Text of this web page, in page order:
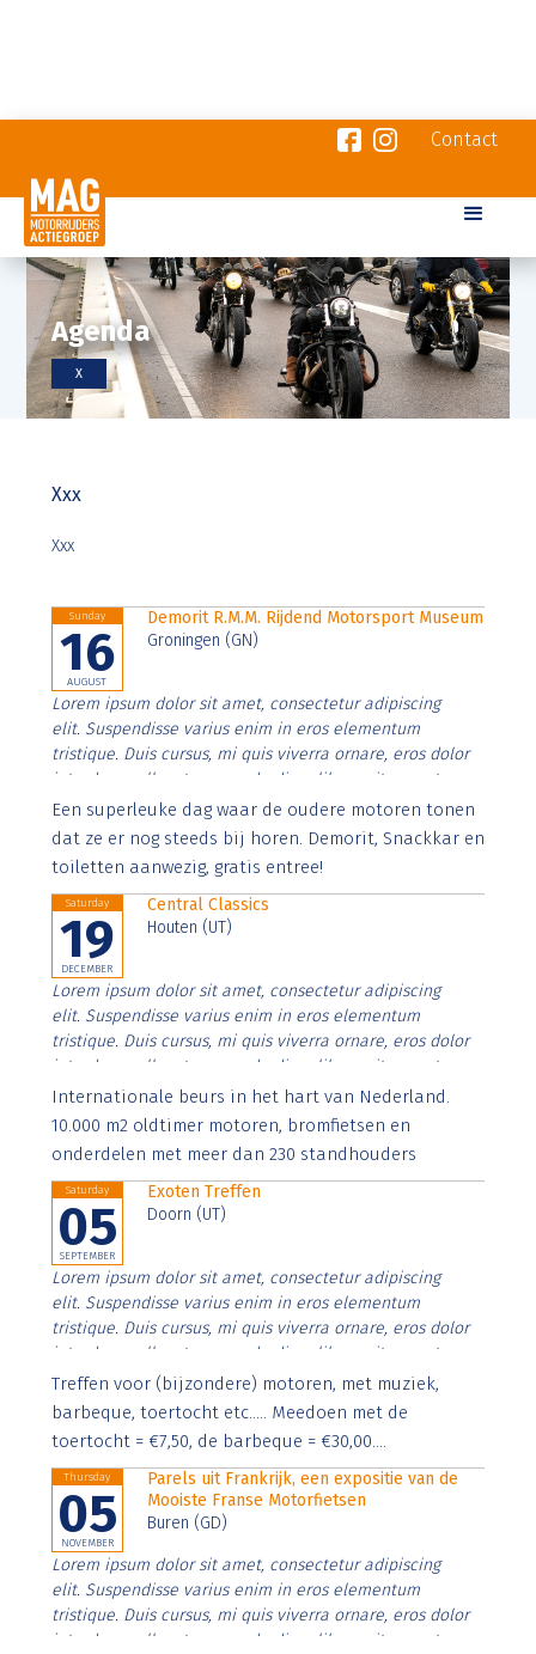
Contact
Agenda
X
Xxx
Xxx
Sunday
16
AUGUST
Demorit R.M.M. Rijdend Motorsport Museum
Groningen (GN)
Lorem ipsum dolor sit amet, consectetur adipiscing
elit. Suspendisse varius enim in eros elementum
tristique. Duis cursus, mi quis viverra ornare, eros dolor
interdum nulla, ut commodo diam libero vitae erat.
Aenean faucibus nibh et justo cursus id rutrum lorem
imperdiet. Nunc ut sem vitae risus tristique posuere.
Een superleuke dag waar de oudere motoren tonen
dat ze er nog steeds bij horen. Demorit, Snackkar en
toiletten aanwezig, gratis entree!
Saturday
19
DECEMBER
Central Classics
Houten (UT)
Lorem ipsum dolor sit amet, consectetur adipiscing
elit. Suspendisse varius enim in eros elementum
tristique. Duis cursus, mi quis viverra ornare, eros dolor
interdum nulla, ut commodo diam libero vitae erat.
Aenean faucibus nibh et justo cursus id rutrum lorem
imperdiet. Nunc ut sem vitae risus tristique posuere.
Internationale beurs in het hart van Nederland.
10.000 m2 oldtimer motoren, bromfietsen en
onderdelen met meer dan 230 standhouders
Saturday
05
SEPTEMBER
Exoten Treffen
Doorn (UT)
Lorem ipsum dolor sit amet, consectetur adipiscing
elit. Suspendisse varius enim in eros elementum
tristique. Duis cursus, mi quis viverra ornare, eros dolor
interdum nulla, ut commodo diam libero vitae erat.
Aenean faucibus nibh et justo cursus id rutrum lorem
imperdiet. Nunc ut sem vitae risus tristique posuere.
Treffen voor (bijzondere) motoren, met muziek,
barbeque, toertocht etc..... Meedoen met de
toertocht = €7,50, de barbeque = €30,00....
Thursday
05
NOVEMBER
Parels uit Frankrijk, een expositie van de
Mooiste Franse Motorfietsen
Buren (GD)
Lorem ipsum dolor sit amet, consectetur adipiscing
elit. Suspendisse varius enim in eros elementum
tristique. Duis cursus, mi quis viverra ornare, eros dolor
interdum nulla, ut commodo diam libero vitae erat.